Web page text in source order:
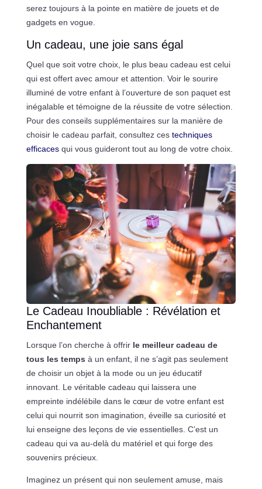
serez toujours à la pointe en matière de jouets et de
gadgets en vogue.
Un cadeau, une joie sans égal
Quel que soit votre choix, le plus beau cadeau est celui
qui est offert avec amour et attention. Voir le sourire
illuminé de votre enfant à l’ouverture de son paquet est
inégalable et témoigne de la réussite de votre sélection.
Pour des conseils supplémentaires sur la manière de
choisir le cadeau parfait, consultez ces techniques
efficacesqui vous guideront tout au long de votre choix.
Le Cadeau Inoubliable : Révélation et
Enchantement
Lorsque l’on cherche à offrir le meilleur cadeau de
tous les temps à un enfant, il ne s’agit pas seulement
de choisir un objet à la mode ou un jeu éducatif
innovant. Le véritable cadeau qui laissera une
empreinte indélébile dans le cœur de votre enfant est
celui qui nourrit son imagination, éveille sa curiosité et
lui enseigne des leçons de vie essentielles. C’est un
cadeau qui va au-delà du matériel et qui forge des
souvenirs précieux.
Imaginez un présent qui non seulement amuse, mais